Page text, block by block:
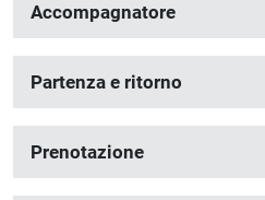
Accompagnatore
Partenza e ritorno
Prenotazione